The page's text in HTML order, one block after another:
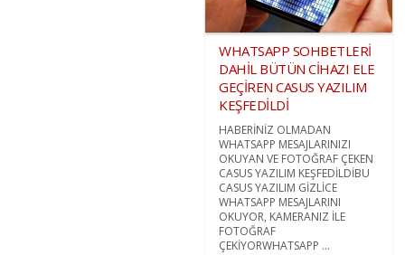
WHATSAPP SOHBETLERİ
DAHİL BÜTÜN CİHAZI ELE
GEÇİREN CASUS YAZILIM
KEŞFEDİLDİ
HABERİNİZ OLMADAN
WHATSAPP MESAJLARINIZI
OKUYAN VE FOTOĞRAF ÇEKEN
CASUS YAZILIM KEŞFEDİLDİBU
CASUS YAZILIM GİZLİCE
WHATSAPP MESAJLARINI
OKUYOR, KAMERANIZ İLE
FOTOĞRAF
ÇEKİYORWHATSAPP ...